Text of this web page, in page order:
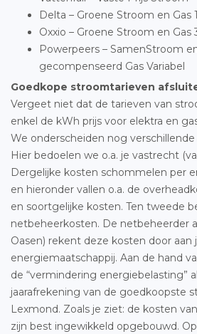
Delta – Groene Stroom en Gas
Oxxio – Groene Stroom en Gas
Powerpeers – SamenStroom
gecompenseerd Gas Variabel
Goedkope stroomtarieven
Vergeet niet dat de tarieven van
enkel de kWh prijs voor elektra en
We onderscheiden nog
Hier bedoelen we o.a. je vastrecht
Dergelijke kosten schommelen per
en hieronder vallen o.a. de
en soortgelijke kosten. Ten tweede
netbeheerkosten. De netbeheerder
Oasen) rekent deze kosten door aan
energiemaatschappij. Aan de hand
de “vermindering energiebelasting”
jaarafrekening van de goedkoopste
Lexmond. Zoals je ziet: de kosten
zijn best ingewikkeld opgebouwd.